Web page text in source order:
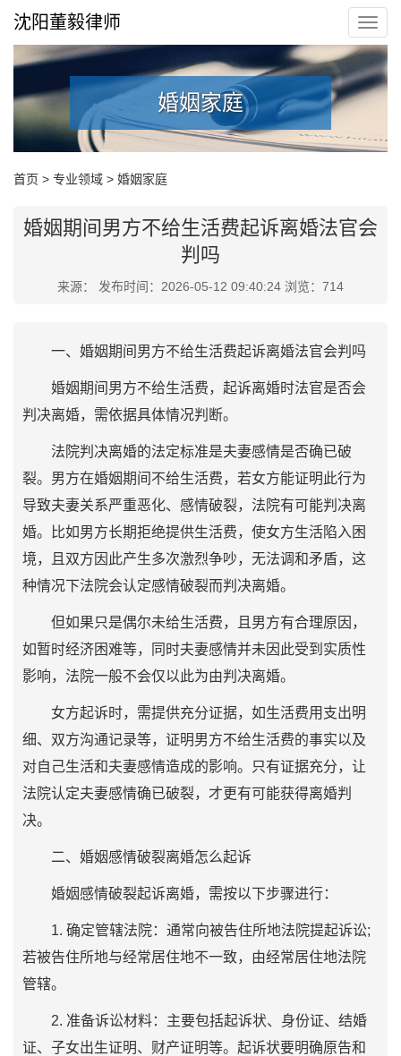
沈阳董毅律师
婚姻家庭
首页 > 专业领域 > 婚姻家庭
婚姻期间男方不给生活费起诉离婚法官会
判吗
来源： 发布时间：2026-05-12 09:40:24 浏览：714
一、婚姻期间男方不给生活费起诉离婚法官会判吗
婚姻期间男方不给生活费，起诉离婚时法官是否会
判决离婚，需依据具体情况判断。
法院判决离婚的法定标准是夫妻感情是否确已破
裂。男方在婚姻期间不给生活费，若女方能证明此行为
导致夫妻关系严重恶化、感情破裂，法院有可能判决离
婚。比如男方长期拒绝提供生活费，使女方生活陷入困
境，且双方因此产生多次激烈争吵，无法调和矛盾，这
种情况下法院会认定感情破裂而判决离婚。
但如果只是偶尔未给生活费，且男方有合理原因，
如暂时经济困难等，同时夫妻感情并未因此受到实质性
影响，法院一般不会仅以此为由判决离婚。
女方起诉时，需提供充分证据，如生活费用支出明
细、双方沟通记录等，证明男方不给生活费的事实以及
对自己生活和夫妻感情造成的影响。只有证据充分，让
法院认定夫妻感情确已破裂，才更有可能获得离婚判
决。
二、婚姻感情破裂离婚怎么起诉
婚姻感情破裂起诉离婚，需按以下步骤进行：
1. 确定管辖法院：通常向被告住所地法院提起诉讼;
若被告住所地与经常居住地不一致，由经常居住地法院
管辖。
2. 准备诉讼材料：主要包括起诉状、身份证、结婚
证、子女出生证明、财产证明等。起诉状要明确原告和